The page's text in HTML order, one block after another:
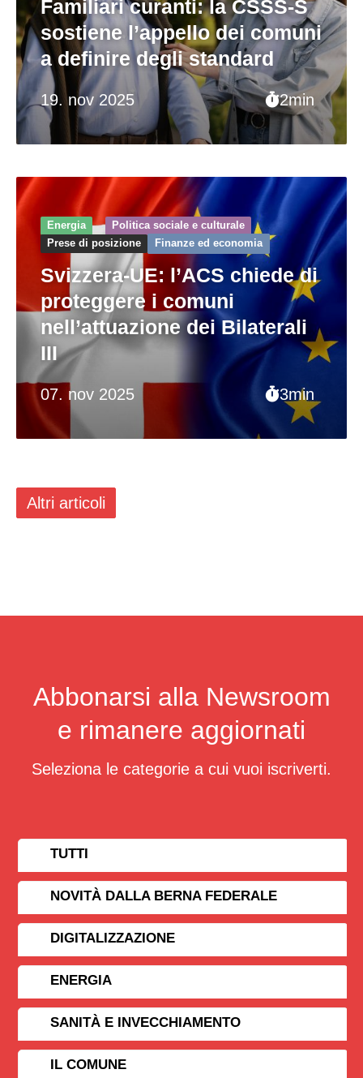
19. nov 2025 2min
Familiari curanti: la CSSS-S
sostiene l’appello dei comuni
a definire degli standard
07. nov 2025 3min
Energia
Politica sociale e culturale
Prese di posizione
Finanze ed economia
Svizzera-UE: l’ACS chiede di
proteggere i comuni
nell’attuazione dei Bilaterali
III
Altri articoli
Abbonarsi alla Newsroom
e rimanere aggiornati
Seleziona le categorie a cui vuoi iscriverti.
TUTTI
NOVITÀ DALLA BERNA FEDERALE
DIGITALIZZAZIONE
ENERGIA
SANITÀ E INVECCHIAMENTO
IL COMUNE